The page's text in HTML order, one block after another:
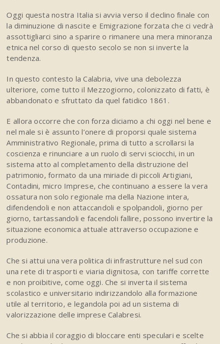
Oggi questa nostra Italia si avvia verso il declino finale con
la diminuzione di nascite e Emigrazione forzata che ci vedrà
assottigliarci sino a sparire o rimanere una mera minoranza
etnica nel corso di questo secolo se non si inverte la
tendenza.
In questo contesto la Calabria, vive una debolezza
ulteriore, come tutto il Mezzogiorno, colonizzato di fatti, è
abbandonato e sfruttato da quel fatidico 1861.
E allora occorre che con forza diciamo a chi oggi nel bene e
nel male si è assunto l’onere di proporsi quale sistema
Amministrativo Regionale, prima di tutto a scrollarsi la
coscienza e rinunciare a un ruolo di servi sciocchi, in un
sistema atto al completamento della distruzione del
patrimonio, formato da una miriade di piccoli Artigiani,
Contadini, micro Imprese, che continuano a essere la vera
ossatura non solo regionale ma della Nazione intera,
difendendoli e non attaccandoli e spolpandoli, giorno per
giorno, tartassandoli e facendoli fallire, possono invertire la
situazione economica attuale attraverso occupazione e
produzione.
Che si attui una vera politica di infrastrutture nel sud con
una rete di trasporti e viaria dignitosa, con tariffe corrette
e non proibitive, come oggi. Che si inverta il sistema
scolastico e universitario indirizzandolo alla formazione
utile al territorio, e legandola poi ad un sistema di
valorizzazione delle imprese Calabresi.
Che si abbia il coraggio di bloccare enti speculari e scelte